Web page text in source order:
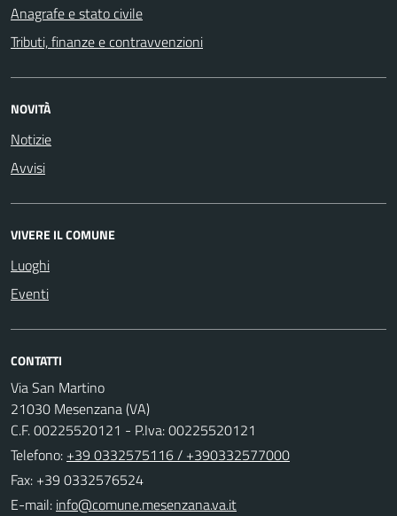
Anagrafe e stato civile
Tributi, finanze e contravvenzioni
NOVITÀ
Notizie
Avvisi
VIVERE IL COMUNE
Luoghi
Eventi
CONTATTI
Via San Martino
21030 Mesenzana (VA)
C.F. 00225520121 - P.Iva: 00225520121
Telefono: +39 0332575116 / +390332577000
Fax: +39 0332576524
E-mail: